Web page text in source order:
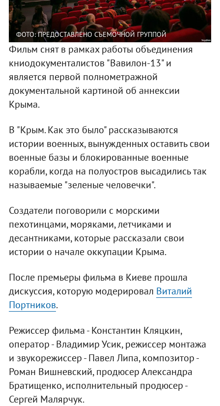
ФОТО: ПРЕДОСТАВЛЕНО СЪЕМОЧНОЙ ГРУППОЙ
Фильм снят в рамках работы объединения
книодокументалистов "Вавилон-13" и
является первой полнометражной
документальной картиной об аннексии
Крыма.
В "Крым. Как это было" рассказываются
истории военных, вынужденных оставить свои
военные базы и блокированные военные
корабли, когда на полуостров высадились так
называемые "зеленые человечки".
Создатели поговорили с морскими
пехотинцами, моряками, летчиками и
десантниками, которые рассказали свои
истории о начале оккупации Крыма.
После премьеры фильма в Киеве прошла
дискуссия, которую модерировал Виталий
Портников.
Режиссер фильма - Константин Кляцкин,
оператор - Владимир Усик, режиссер монтажа
и звукорежиссер - Павел Липа, композитор -
Роман Вишневский, продюсер Александра
Братищенко, исполнительный продюсер -
Сергей Малярчук.